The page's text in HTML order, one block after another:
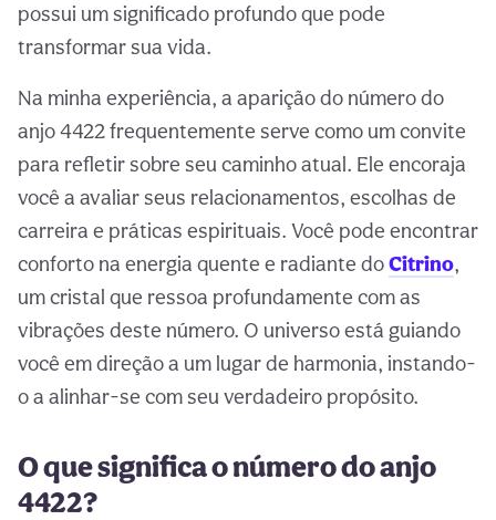
possui um significado profundo que pode
transformar sua vida.
Na minha experiência, a aparição do número do
anjo 4422 frequentemente serve como um convite
para refletir sobre seu caminho atual. Ele encoraja
você a avaliar seus relacionamentos, escolhas de
carreira e práticas espirituais. Você pode encontrar
conforto na energia quente e radiante doCitrino,
um cristal que ressoa profundamente com as
vibrações deste número. O universo está guiando
você em direção a um lugar de harmonia, instando-
o a alinhar-se com seu verdadeiro propósito.
O que significa o número do anjo
4422?